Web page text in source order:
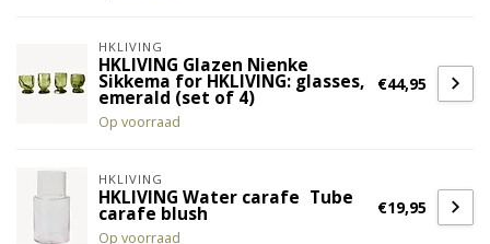
HKLIVING
HKLIVING Glazen Nienke
Sikkema for HKLIVING: glasses,
emerald (set of 4)
Op voorraad
€44,95
HKLIVING
HKLIVING Water carafe Tube
carafe blush
Op voorraad
€19,95